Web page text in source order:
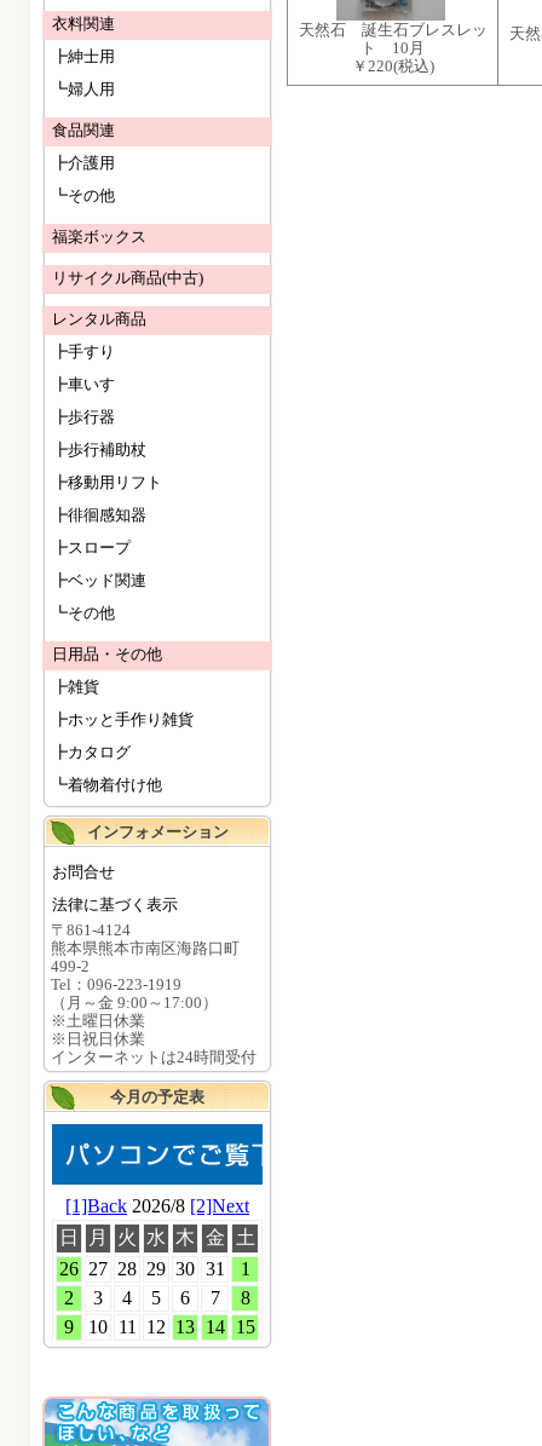
天然石 誕生石ブレスレッ
ト 10月
￥220(税込)
天
衣料関連
┣紳士用
┗婦人用
食品関連
┣介護用
┗その他
福楽ボックス
リサイクル商品(中古)
レンタル商品
┣手すり
┣車いす
┣歩行器
┣歩行補助杖
┣移動用リフト
┣徘徊感知器
┣スロープ
┣ベッド関連
┗その他
日用品・その他
┣雑貨
┣ホッと手作り雑貨
┣カタログ
┗着物着付け他
インフォメーション
お問合せ
法律に基づく表示
〒861-4124
熊本県熊本市南区海路口町
499-2
Tel：096-223-1919
（月～金 9:00～17:00）
※土曜日休業
※日祝日休業
インターネットは24時間受付
今月の予定表